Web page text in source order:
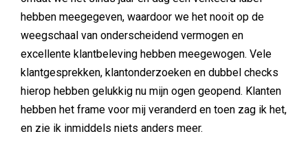
hebben meegegeven, waardoor we het nooit op de
weegschaal van onderscheidend vermogen en
excellente klantbeleving hebben meegewogen. Vele
klantgesprekken, klantonderzoeken en dubbel checks
hierop hebben gelukkig nu mijn ogen geopend. Klanten
hebben het frame voor mij veranderd en toen zag ik het,
en zie ik inmiddels niets anders meer.